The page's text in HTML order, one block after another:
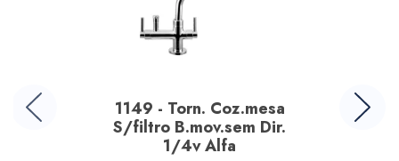
1149 - Torn. Coz.mesa
S/filtro B.mov.sem Dir.
1/4v Alfa